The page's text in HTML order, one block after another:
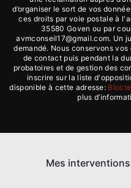
d’organiser le sort de vos
ces droits par voie postale à
35580 Goven ou par
avmconseil17@gmail.com. Un
demandé. Nous conservons
de contact puis pendant la
probatoires et de gestion des
inscrire sur la liste
disponible à cette adresse:
plus
Mes